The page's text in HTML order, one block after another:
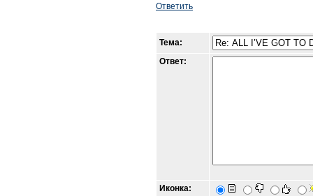
Ответить
Тема:
Ответ:
Иконка: